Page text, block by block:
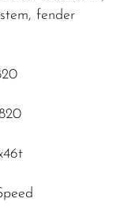
fender